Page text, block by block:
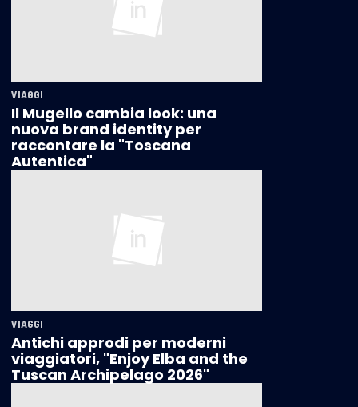
VIAGGI
Il Mugello cambia look: una
nuova brand identity per
raccontare la "Toscana
Autentica"
VIAGGI
Antichi approdi per moderni
viaggiatori, "Enjoy Elba and the
Tuscan Archipelago 2026"